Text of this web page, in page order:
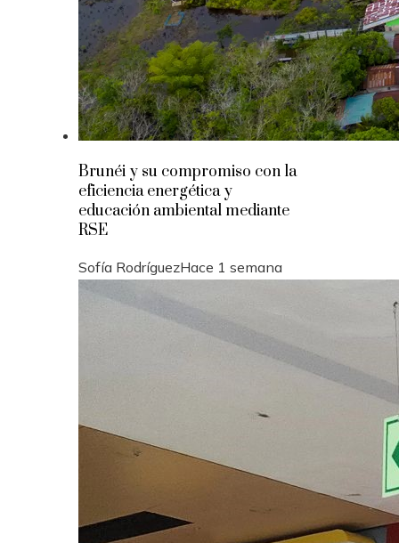
Brunéi y su compromiso con la
eficiencia energética y
educación ambiental mediante
RSE
Sofía RodríguezHace 1 semana